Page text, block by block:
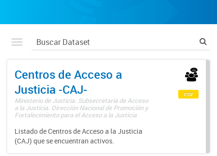
Centros de Acceso a
Justicia -CAJ-
Ministerio de Justicia. Subsecretaría de Acceso
a la Justicia. Dirección Nacional de Promoción y
Fortalecimiento para el Acceso a la Justicia
Listado de Centros de Acceso a la Justicia
(CAJ) que se encuentran activos.
csv